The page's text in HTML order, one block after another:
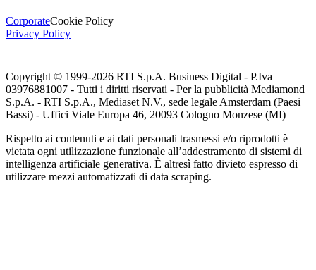
CorporateCookie Policy
Privacy Policy
Copyright © 1999-2026 RTI S.p.A. Business Digital - P.Iva
03976881007 - Tutti i diritti riservati - Per la pubblicità Mediamond
S.p.A. - RTI S.p.A., Mediaset N.V., sede legale Amsterdam (Paesi
Bassi) - Uffici Viale Europa 46, 20093 Cologno Monzese (MI)
Rispetto ai contenuti e ai dati personali trasmessi e/o riprodotti è
vietata ogni utilizzazione funzionale all’addestramento di sistemi di
intelligenza artificiale generativa. È altresì fatto divieto espresso di
utilizzare mezzi automatizzati di data scraping.